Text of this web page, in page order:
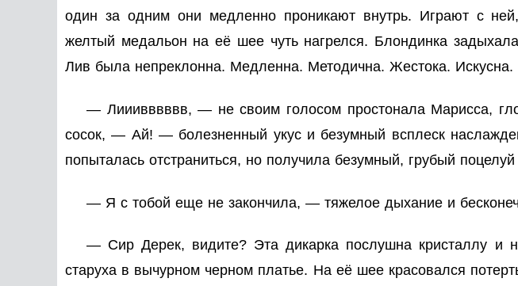
один за одним они медленно проникают внутрь. Играют с
желтый медальон на её шее чуть нагрелся. Блондинка
Лив была непреклонна. Медленна. Методична. Жестока. Искусна.
— Лииивввввв, — не своим голосом простонала Марисса,
сосок, — Ай! — болезненный укус и безумный всплеск
попыталась отстраниться, но получила безумный, грубый
— Я с тобой еще не закончила, — тяжелое дыхание и
— Сир Дерек, видите? Эта дикарка послушна кристаллу и
старуха в вычурном черном платье. На её шее красовался